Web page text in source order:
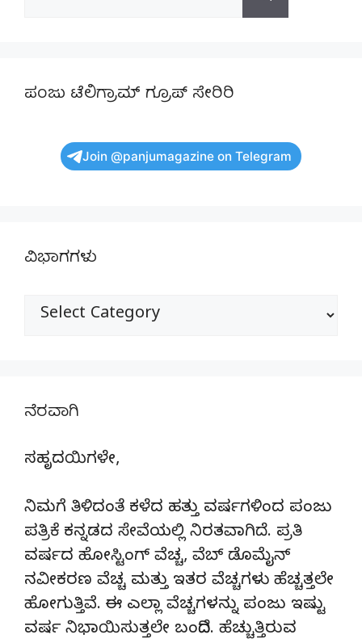
ಪಂಜು ಟೆಲಿಗ್ರಾಮ್ ಗ್ರೂಪ್ ಸೇರಿರಿ
Join @panjumagazine on Telegram
ವಿಭಾಗಗಳು
ವಿಭಾಗಗಳು
ನೆರವಾಗಿ
ಸಹೃದಯಿಗಳೇ,
ನಿಮಗೆ ತಿಳಿದಂತೆ ಕಳೆದ ಹತ್ತು ವರ್ಷಗಳಿಂದ ಪಂಜು
ಪತ್ರಿಕೆ ಕನ್ನಡದ ಸೇವೆಯಲ್ಲಿ ನಿರತವಾಗಿದೆ. ಪ್ರತಿ
ವರ್ಷದ ಹೋಸ್ಟಿಂಗ್‌ ವೆಚ್ಚ, ವೆಬ್‌ ಡೊಮೈನ್‌
ನವೀಕರಣ ವೆಚ್ಚ ಮತ್ತು ಇತರ ವೆಚ್ಚಗಳು ಹೆಚ್ಚತ್ತಲೇ
ಹೋಗುತ್ತಿವೆ. ಈ ಎಲ್ಲಾ ವೆಚ್ಚಗಳನ್ನು ಪಂಜು ಇಷ್ಟು
ವರ್ಷ ನಿಭಾಯಿಸುತ್ತಲೇ ಬಂದಿದೆ. ಹೆಚ್ಚುತ್ತಿರುವ